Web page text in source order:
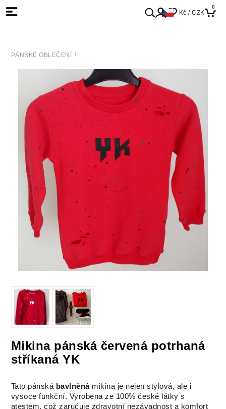
Kč / CZK
0
PÁNSKÉ OBLEČENÍ
Mikina pánská červená potrhaná
stříkaná YK
Tato pánská bavlněnámikina je nejen stylová, ale i
vysoce funkční. Vyrobena ze 100% české látky s
atestem, což zaručuje zdravotní nezávadnost a komfort